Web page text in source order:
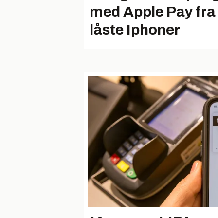
med Apple Pay fra
låste Iphoner